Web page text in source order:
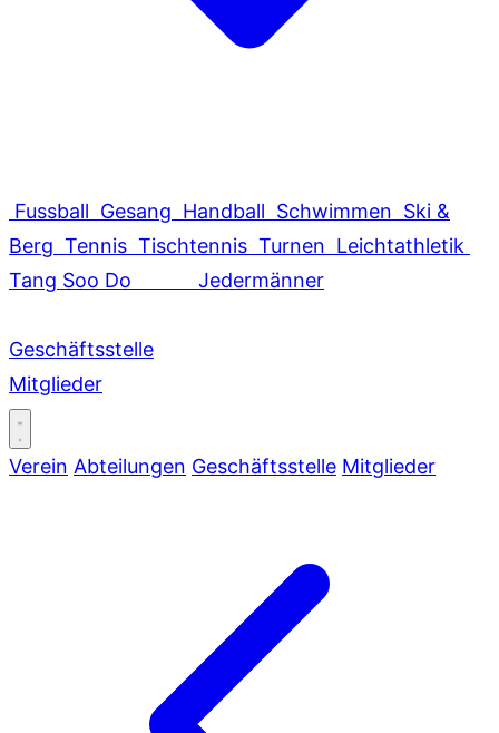
Fussball Gesang Handball Schwimmen Ski &
Berg Tennis Tischtennis Turnen Leichtathletik
Tang Soo Do
Jedermänner
Geschäftsstelle
Mitglieder
Verein Abteilungen Geschäftsstelle Mitglieder